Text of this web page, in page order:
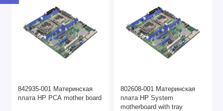
842935-001 Материнская
плата HP PCA mother board
802608-001 Материнская
плата HP System
motherboard with tray